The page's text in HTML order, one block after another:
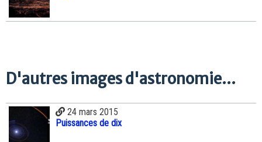
D'autres images d'astronomie...
24 mars 2015
Puissances de dix